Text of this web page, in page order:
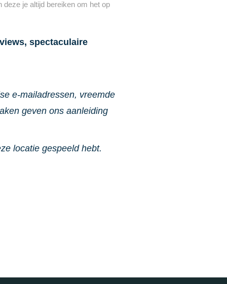
je altijd bereiken om het op
spectaculaire
e-mailadressen, vreemde
geven ons aanleiding
locatie gespeeld hebt.